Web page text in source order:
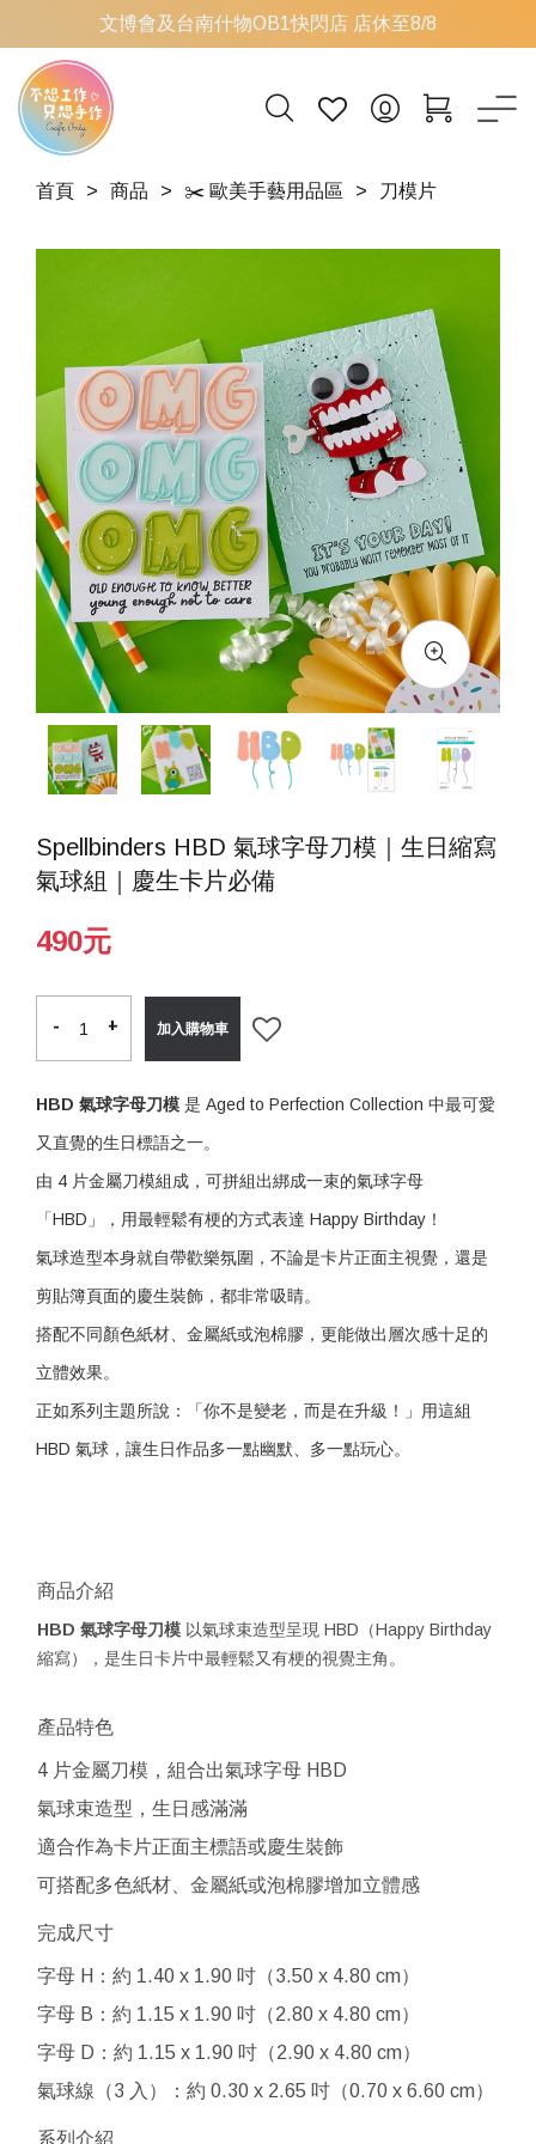
文博會及台南什物OB1快閃店 店休至8/8
首頁 商品 ✂️ 歐美手藝用品區 刀模片
Spellbinders HBD 氣球字母刀模｜生日縮寫
氣球組｜慶生卡片必備
490元
- +
- + 加入購物車
HBD 氣球字母刀模 是 Aged to Perfection Collection 中最可愛
又直覺的生日標語之一。
由 4 片金屬刀模組成，可拼組出綁成一束的氣球字母
「HBD」，用最輕鬆有梗的方式表達 Happy Birthday！
氣球造型本身就自帶歡樂氛圍，不論是卡片正面主視覺，還是
剪貼簿頁面的慶生裝飾，都非常吸睛。
搭配不同顏色紙材、金屬紙或泡棉膠，更能做出層次感十足的
立體效果。
正如系列主題所說：「你不是變老，而是在升級！」用這組
HBD 氣球，讓生日作品多一點幽默、多一點玩心。
商品介紹
HBD 氣球字母刀模 以氣球束造型呈現 HBD（Happy Birthday
縮寫），是生日卡片中最輕鬆又有梗的視覺主角。
產品特色
4 片金屬刀模，組合出氣球字母 HBD
氣球束造型，生日感滿滿
適合作為卡片正面主標語或慶生裝飾
可搭配多色紙材、金屬紙或泡棉膠增加立體感
完成尺寸
字母 H：約 1.40 x 1.90 吋（3.50 x 4.80 cm）
字母 B：約 1.15 x 1.90 吋（2.80 x 4.80 cm）
字母 D：約 1.15 x 1.90 吋（2.90 x 4.80 cm）
氣球線（3 入）：約 0.30 x 2.65 吋（0.70 x 6.60 cm）
系列介紹